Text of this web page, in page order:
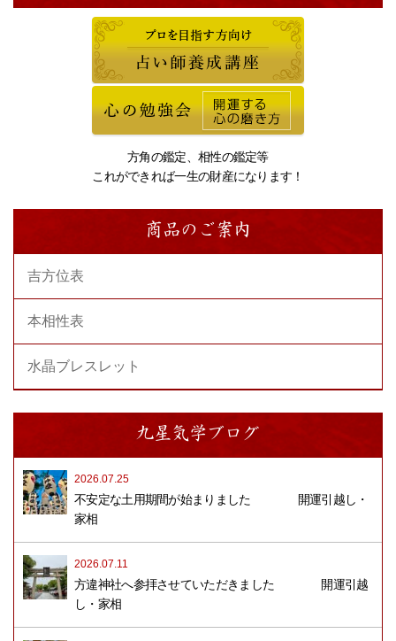
方角の鑑定、相性の鑑定等
これができれば一生の財産になります！
商品のご案内
吉方位表
本相性表
水晶ブレスレット
九星気学ブログ
2026.07.25
不安定な土用期間が始まりました 開運引越し・
家相
2026.07.11
方違神社へ参拝させていただきました 開運引越
し・家相